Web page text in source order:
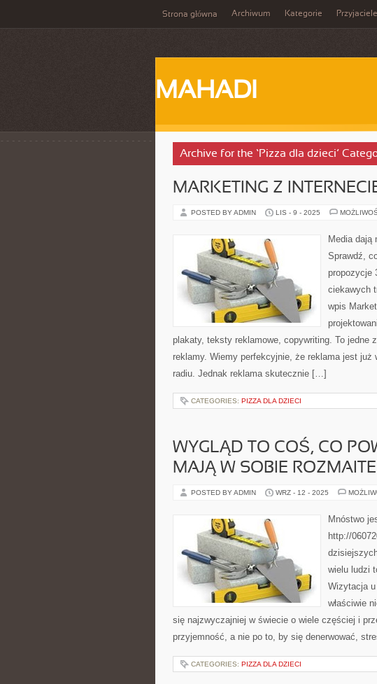
Strona główna Archiwum Kategorie Przyjaciele
MAHADI
Archive for the ‘Pizza dla dzieci’
MARKETING Z
POSTED BY ADMIN LIS - 9 - 2025
Media dają
Sprawdź,
propozycje
ciekawych
wpis
plakaty, teksty reklamowe, copywriting. To
reklamy. Wiemy perfekcyjnie, że reklama jest
radiu. Jednak reklama skutecznie […]
CATEGORIES: PIZZA DLA DZIECI
WYGLĄD TO COŚ, CO
MAJĄ W SOBIE ROZMAITE
POSTED BY ADMIN WRZ - 12 - 2025
Mnóstwo
http://
wielu ludzi
Wizytacja
właściwie
się najzwyczajniej w świecie o wiele częściej i
przyjemność, a nie po to, by się denerwować,
CATEGORIES: PIZZA DLA DZIECI